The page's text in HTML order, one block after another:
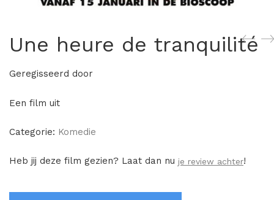
Une heure de tranquilité
Geregisseerd door
Een film uit
Categorie: Komedie
Heb jij deze film gezien? Laat dan nu je review achter!